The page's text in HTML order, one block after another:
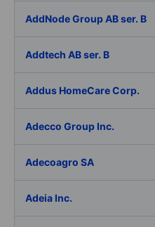
AddNode Group AB ser. B
Addtech AB ser. B
Addus HomeCare Corp.
Adecco Group Inc.
Adecoagro SA
Adeia Inc.